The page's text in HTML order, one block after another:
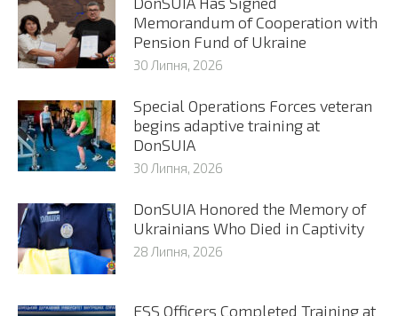
Memorandum of Cooperation with
Pension Fund of Ukraine
30 Липня, 2026
Special Operations Forces veteran
begins adaptive training at
DonSUIA
30 Липня, 2026
DonSUIA Honored the Memory of
Ukrainians Who Died in Captivity
28 Липня, 2026
ESS Officers Completed Training at